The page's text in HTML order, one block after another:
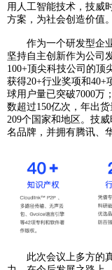
用人工智能技术，技威
方案，为社会创造价值。
作为一个研发型企业
坚持自主创新作为公司
100+顶尖科技公司的顶
获得20+行业奖项和40+
球用户量已突破7000万
数超过150亿次，年出
209个国家和地区。技
名品牌，并拥有腾讯、
此次会议上多方的真